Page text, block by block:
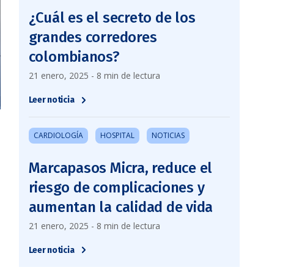
¿Cuál es el secreto de los
grandes corredores
colombianos?
21 enero, 2025 - 8 min de lectura
Leer noticia
CARDIOLOGÍA HOSPITAL NOTICIAS
Marcapasos Micra, reduce el
riesgo de complicaciones y
aumentan la calidad de vida
21 enero, 2025 - 8 min de lectura
Leer noticia